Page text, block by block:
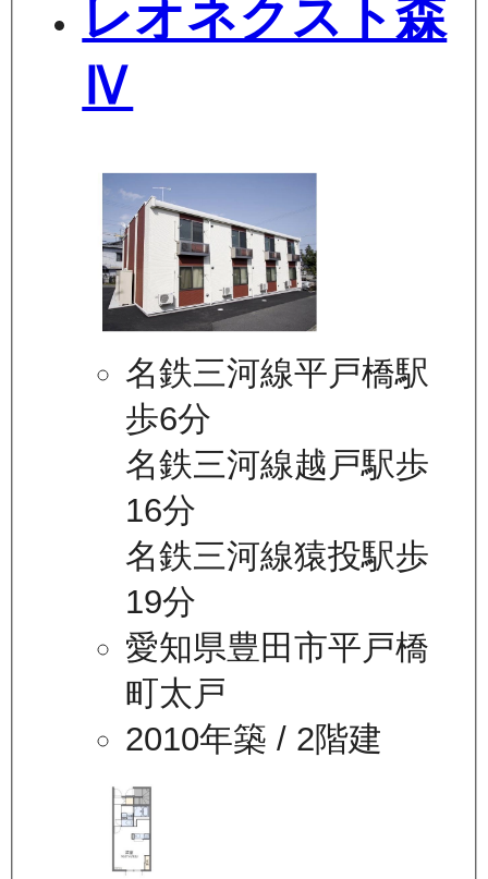
レオネクスト森
Ⅳ
名鉄三河線平戸橋駅
歩6分
名鉄三河線越戸駅歩
16分
名鉄三河線猿投駅歩
19分
愛知県豊田市平戸橋
町太戸
2010年築 / 2階建